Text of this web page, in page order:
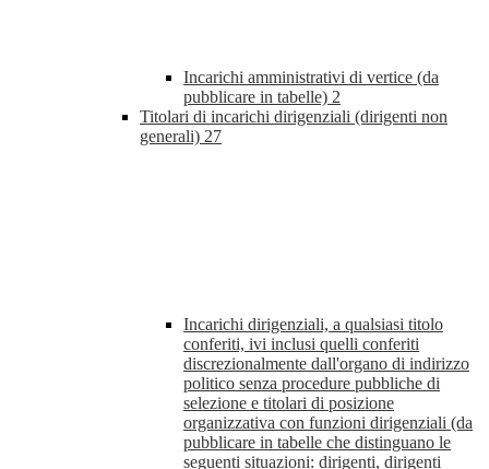
Incarichi amministrativi di vertice (da
pubblicare in tabelle) 2
Titolari di incarichi dirigenziali (dirigenti non
generali) 27
Incarichi dirigenziali, a qualsiasi titolo
conferiti, ivi inclusi quelli conferiti
discrezionalmente dall'organo di indirizzo
politico senza procedure pubbliche di
selezione e titolari di posizione
organizzativa con funzioni dirigenziali (da
pubblicare in tabelle che distinguano le
seguenti situazioni: dirigenti, dirigenti